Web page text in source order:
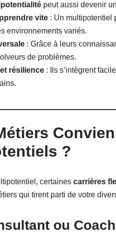
peut aussi devenir un
vite : Un multipotentiel
environnements variés.
: Grâce à leurs
de problèmes.
résilience : Ils s’intègrent
?
certaines carrières
qui tirent parti de votre
ou Coach